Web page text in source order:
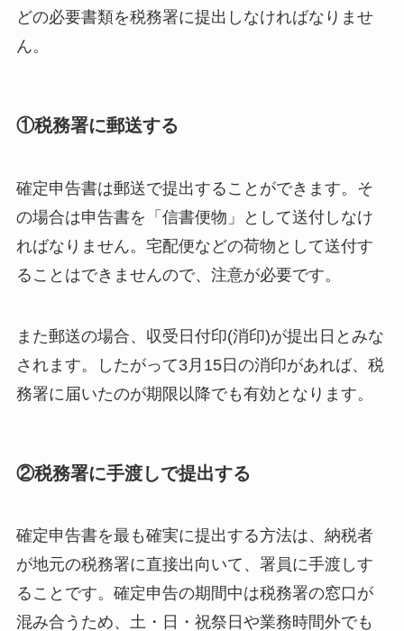
どの必要書類を税務署に提出しなければなりませ
ん。
①税務署に郵送する
確定申告書は郵送で提出することができます。そ
の場合は申告書を「信書便物」として送付しなけ
ればなりません。宅配便などの荷物として送付す
ることはできませんので、注意が必要です。
また郵送の場合、収受日付印(消印)が提出日とみな
されます。したがって3月15日の消印があれば、税
務署に届いたのが期限以降でも有効となります。
②税務署に手渡しで提出する
確定申告書を最も確実に提出する方法は、納税者
が地元の税務署に直接出向いて、署員に手渡しす
ることです。確定申告の期間中は税務署の窓口が
混み合うため、土・日・祝祭日や業務時間外でも